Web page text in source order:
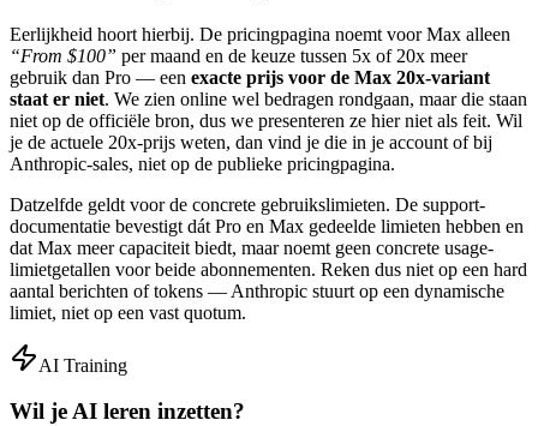
Eerlijkheid hoort hierbij. De pricingpagina noemt voor Max alleen
“From $100” per maand en de keuze tussen 5x of 20x meer
gebruik dan Pro — een exacte prijs voor de Max 20x-variant
staat er niet. We zien online wel bedragen rondgaan, maar die staan
niet op de officiële bron, dus we presenteren ze hier niet als feit. Wil
je de actuele 20x-prijs weten, dan vind je die in je account of bij
Anthropic-sales, niet op de publieke pricingpagina.
Datzelfde geldt voor de concrete gebruikslimieten. De support-
documentatie bevestigt dát Pro en Max gedeelde limieten hebben en
dat Max meer capaciteit biedt, maar noemt geen concrete usage-
limietgetallen voor beide abonnementen. Reken dus niet op een hard
aantal berichten of tokens — Anthropic stuurt op een dynamische
limiet, niet op een vast quotum.
AI Training
Wil je AI leren inzetten?